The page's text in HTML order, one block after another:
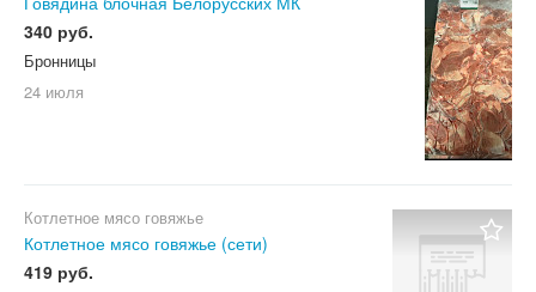
340 руб.
Бронницы
24 июля
Котлетное мясо говяжье
Котлетное мясо говяжье (сети)
419 руб.